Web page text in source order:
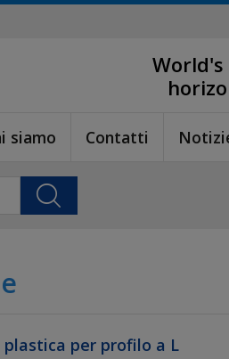
siamo Contatti
per profilo a L